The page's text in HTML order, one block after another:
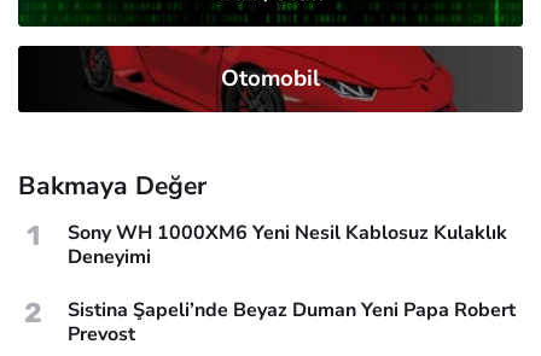
Otomobil
Bakmaya Değer
1
Sony WH 1000XM6 Yeni Nesil Kablosuz Kulaklık
Deneyimi
2
Sistina Şapeli’nde Beyaz Duman Yeni Papa Robert
Prevost